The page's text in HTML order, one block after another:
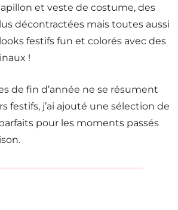
et veste de costume, des
décontractées mais toutes aussi
festifs fun et colorés avec des
!
de fin d’année ne se résument
festifs, j’ai ajouté une sélection de
pour les moments passés